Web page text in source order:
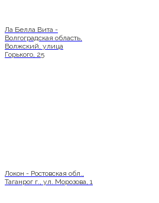
Ла Белла Вита -
Волгоградская область,
Волжский, улица
Горького, 25
Локон - Ростовская обл.,
Таганрог г., ул. Морозова, 1